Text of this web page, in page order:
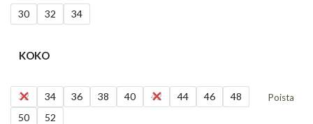
30 32 34
KOKO
32 34 36 38 40 42 44 46
48
50
52
Poista